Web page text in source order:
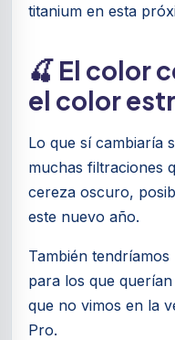
titanium en esta
🍒 El color
el color
Lo que sí cambiaría
muchas filtraciones
cereza oscuro,
este nuevo año.
También
para los que
que no vimos en la
Pro.